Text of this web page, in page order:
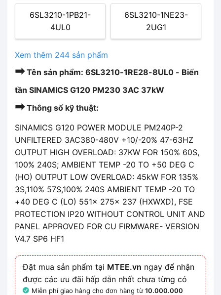
6SL3210-1PB21-
4UL0
6SL3210-1NE23-
2UG1
Xem thêm 244 sản phẩm
➡Tên sản phẩm: 6SL3210-1RE28-8UL0 - Biến
tần SINAMICS G120 PM230 3AC 37kW
➡Thông số kỹ thuật:
SINAMICS G120 POWER MODULE PM240P-2
UNFILTERED 3AC380-480V +10/-20% 47-63HZ
OUTPUT HIGH OVERLOAD: 37KW FOR 150% 60S,
100% 240S; AMBIENT TEMP -20 TO +50 DEG C
(HO) OUTPUT LOW OVERLOAD: 45kW FOR 135%
3S,110% 57S,100% 240S AMBIENT TEMP -20 TO
+40 DEG C (LO) 551x 275x 237 (HXWXD), FSE
PROTECTION IP20 WITHOUT CONTROL UNIT AND
PANEL APPROVED FOR CU FIRMWARE- VERSION
V4.7 SP6 HF1
Đặt mua sản phẩm tại MTEE.vn ngay để nhận
được các ưu đãi hấp dẫn nhất chưa từng có
Miễn phí giao hàng cho đơn hàng từ10.000.000